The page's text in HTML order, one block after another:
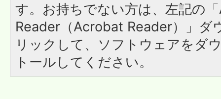
す。お持ちでない方は、左記の
Reader（Acrobat Reader）」ダ
リックして、ソフトウェアをダ
トールしてください。